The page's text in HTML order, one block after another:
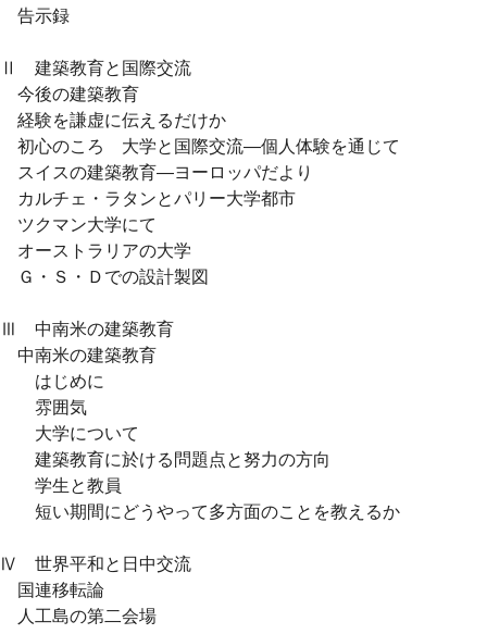
告示録
Ⅱ 建築教育と国際交流
今後の建築教育
経験を謙虚に伝えるだけか
初心のころ 大学と国際交流―個人体験を通じて
スイスの建築教育―ヨーロッパだより
カルチェ・ラタンとパリー大学都市
ツクマン大学にて
オーストラリアの大学
Ｇ・Ｓ・Ｄでの設計製図
Ⅲ 中南米の建築教育
中南米の建築教育
はじめに
雰囲気
大学について
建築教育に於ける問題点と努力の方向
学生と教員
短い期間にどうやって多方面のことを教えるか
Ⅳ 世界平和と日中交流
国連移転論
人工島の第二会場